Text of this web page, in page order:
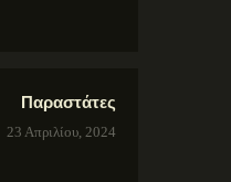
Παραστάτες
23 Απριλίου, 2024